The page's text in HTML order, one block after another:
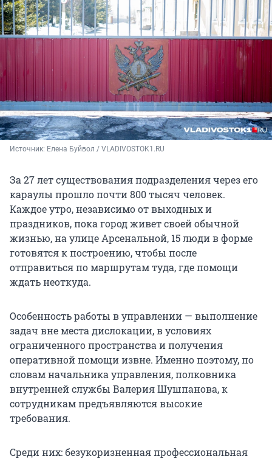
Источник: Елена Буйвол / VLADIVOSTOK1.RU
За 27 лет существования подразделения через его
караулы прошло почти800 тысяч человек.
Каждое утро, независимо от выходных и
праздников, пока город живет своей обычной
жизнью, на улице Арсенальной, 15 люди в форме
готовятся к построению, чтобы после
отправиться по маршрутам туда, где помощи
ждать неоткуда.
Особенность работы в управлении — выполнение
задач вне места дислокации, в условиях
ограниченного пространства и получения
оперативной помощи извне. Именно поэтому, по
словам начальника управления, полковника
внутренней службы Валерия Шушпанова, к
сотрудникам предъявляются высокие
требования.
Среди них: безукоризненная профессиональная